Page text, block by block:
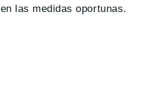
las medidas oportunas.